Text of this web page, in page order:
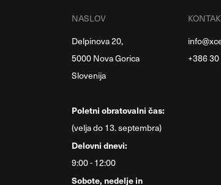
NASLOV
Delpinova 20,
5000 Nova Gorica
Slovenija
Poletni obratovalni čas:
(velja do 13. septembra)
Delovni dnevi:
9:00 - 12:00
Sobote, nedelje in
+386